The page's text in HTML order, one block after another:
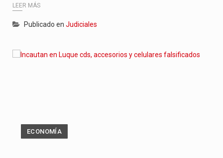
LEER MÁS
Publicado en Judiciales
ECONOMÍA